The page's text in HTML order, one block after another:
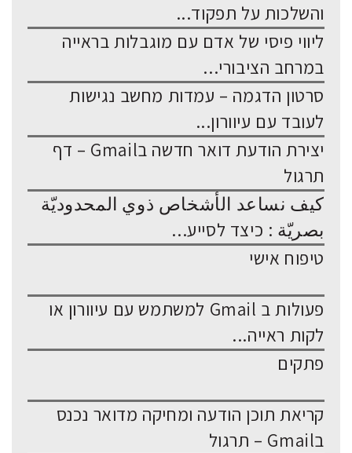
והשלכות על תפקוד...
ליווי פיסי של אדם עם מוגבלות בראייה
במרחב הציבורי...
סרטון הדגמה – עמדות מחשב נגישות
לעובד עם עיוורון...
יצירת הודעת דואר חדשה בGmail – דף
תרגול
كيف نساعد الأشخاص ذوي المحدوديّة
بصريّة : כיצד לסייע...
טיפוח אישי
פעולות ב Gmail למשתמש עם עיוורון או
לקות ראייה...
פתקים
קריאת תוכן הודעה ומחיקה מדואר נכנס
בGmail – תרגול